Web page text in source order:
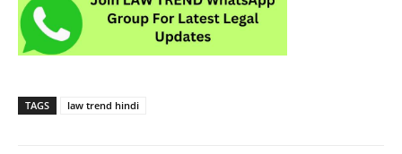
TAGS law trend hindi